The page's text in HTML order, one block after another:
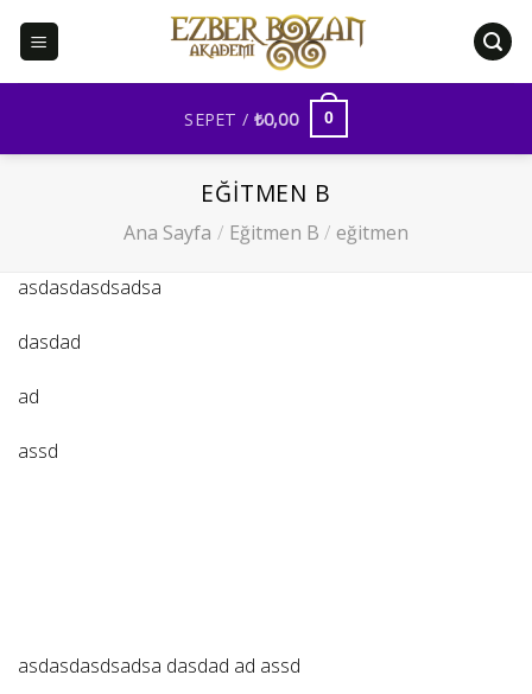
SEPET / ₺0,00 0
EĞITMEN B
Ana Sayfa / Eğitmen B / eğitmen
asdasdasdsadsa dasdad ad assd
asdasdasdsadsa
dasdad
ad
assd